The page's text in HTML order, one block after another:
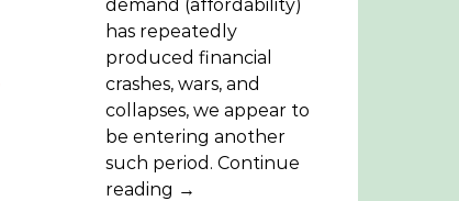
demand (affordability)
has repeatedly
produced financial
crashes, wars, and
collapses, we appear to
be entering another
such period. Continue
reading →